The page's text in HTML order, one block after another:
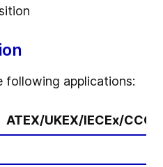
following applications:
ATEX/UKEX/IECEx/